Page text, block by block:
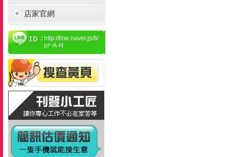
店家官網
http://line.naver.jp/ti/
p/~A-H